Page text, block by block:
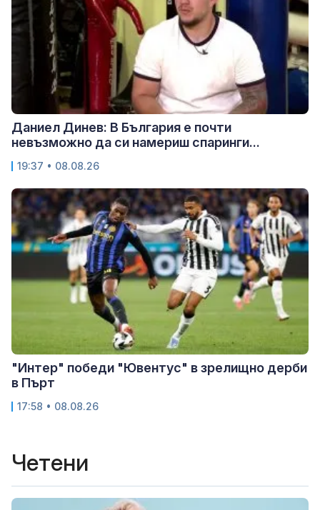
Даниел Динев: В България е почти
невъзможно да си намериш спаринги...
19:37 • 08.08.26
"Интер" победи "Ювентус" в зрелищно дерби
в Пърт
17:58 • 08.08.26
Четени